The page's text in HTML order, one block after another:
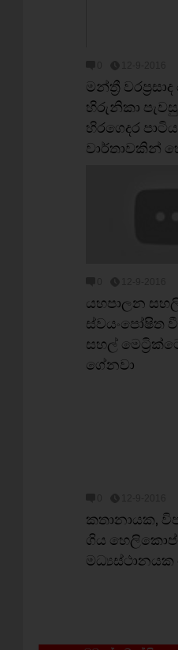
මන්ත්‍රී
හිරුනිකා
හිරගෙදර
වාර්තාවකින්
යහපාලන
ස්වයංපෝෂිත
සහල්
ගේනවා
කතානායක,
ගිය